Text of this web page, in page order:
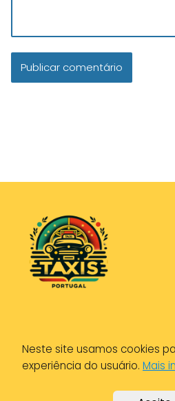
Política de Privacidade
Política de Cookies
Neste site usamos cookies
experiência do usuário. Mais